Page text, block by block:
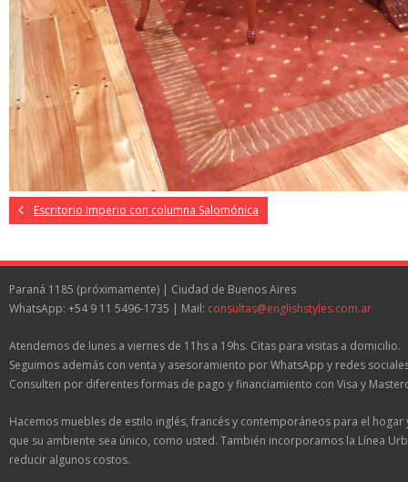
Escritorio Imperio con columna Salomónica
Paraná 1185 (próximamente) | Ciudad de Buenos Aires
WhatsApp: +54 9 11 5496-1735 | Mail: consultas@englishstyles.com.ar
Atendemos de lunes a viernes de 11hs a 19hs. Citas para visitas a domicilio.
Seguimos además con venta y asesoramiento por WhatsApp y redes
Consulten por diferentes formas de pago y financiamiento con Visa y
Hacemos muebles de estilo inglés, francés y contemporáneos para el
que su ambiente sea único, como usted. También incorporamos la Línea
reducir algunos costos.